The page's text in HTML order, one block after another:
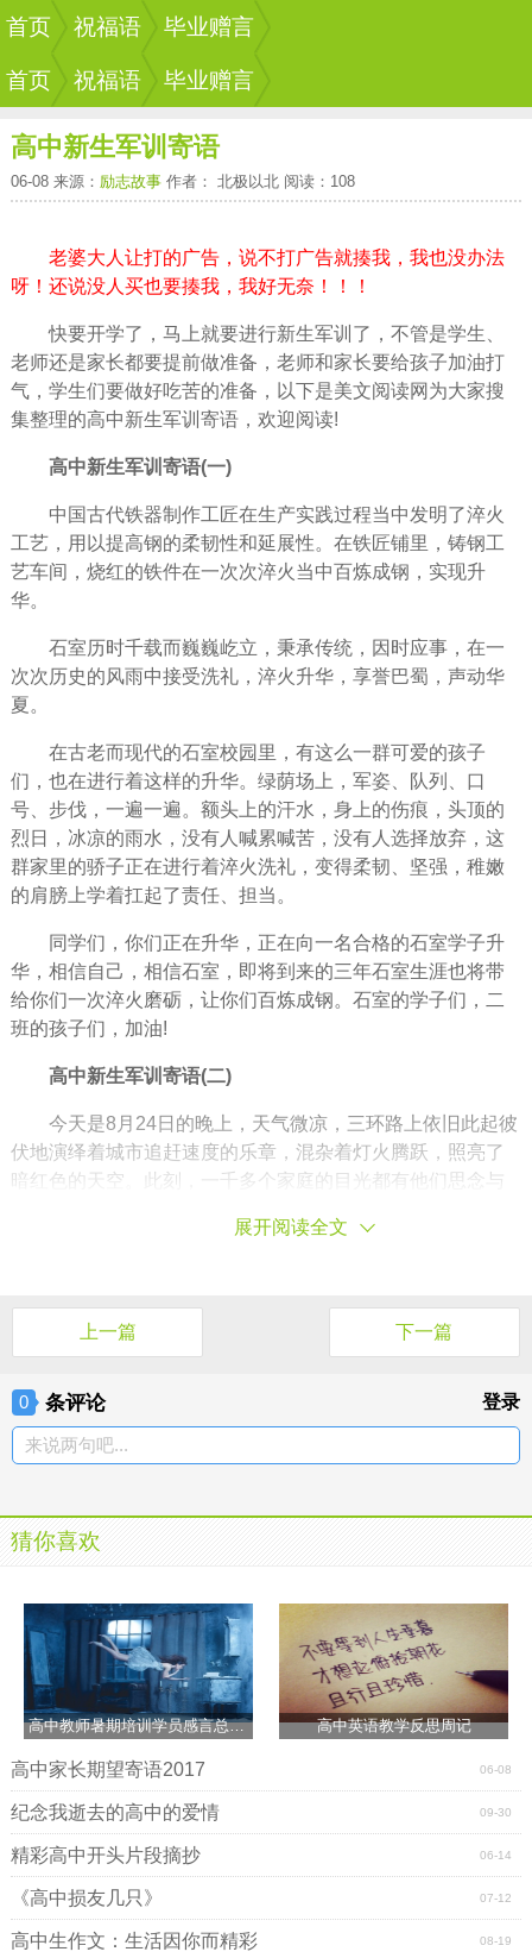
首页 祝福语 毕业赠言
首页 祝福语 毕业赠言
高中新生军训寄语
06-08 来源： 励志故事作者： 北极以北 阅读：108
老婆大人让打的广告，说不打广告就揍我，我也没办法
呀！还说没人买也要揍我，我好无奈！！！
快要开学了，马上就要进行新生军训了，不管是学生、
老师还是家长都要提前做准备，老师和家长要给孩子加油打
气，学生们要做好吃苦的准备，以下是美文阅读网为大家搜
集整理的高中新生军训寄语，欢迎阅读!
高中新生军训寄语(一)
中国古代铁器制作工匠在生产实践过程当中发明了淬火
工艺，用以提高钢的柔韧性和延展性。在铁匠铺里，铸钢工
艺车间，烧红的铁件在一次次淬火当中百炼成钢，实现升
华。
石室历时千载而巍巍屹立，秉承传统，因时应事，在一
次次历史的风雨中接受洗礼，淬火升华，享誉巴蜀，声动华
夏。
在古老而现代的石室校园里，有这么一群可爱的孩子
们，也在进行着这样的升华。绿荫场上，军姿、队列、口
号、步伐，一遍一遍。额头上的汗水，身上的伤痕，头顶的
烈日，冰凉的雨水，没有人喊累喊苦，没有人选择放弃，这
群家里的骄子正在进行着淬火洗礼，变得柔韧、坚强，稚嫩
的肩膀上学着扛起了责任、担当。
同学们，你们正在升华，正在向一名合格的石室学子升
华，相信自己，相信石室，即将到来的三年石室生涯也将带
给你们一次淬火磨砺，让你们百炼成钢。石室的学子们，二
班的孩子们，加油!
高中新生军训寄语(二)
今天是8月24日的晚上，天气微凉，三环路上依旧此起彼
伏地演绎着城市追赶速度的乐章，混杂着灯火腾跃，照亮了
暗红色的天空。此刻，一千多个家庭的目光都有他们思念与
大腿两侧，一动不动，开始了一个人的孤独坚持。
云在游走，使得月光忽隐忽现，只要稍稍抬头就会发现，不
特别明亮、不特别油黄、也不特别圆满的月亮，像不小心摔
下，一千多人同时笔挺地站着，即使无声也是一个隆重的宣
示。
乐，正在为自己的求学之路迈出最坚定最厚实的一步。风雨
者，山路险以远，前后拉得很长。同龄人共同站在一起，虽
然无声，但是做好自己，就是对一个团队的责任，就是对同
一代人的最好的相濡以沫。年长一点的教官默默站在在前
头，时而迟疑徘徊，时而漠然而果决。虽然隔着岁月，但何
尝不是同一条路上的一代人。
今天是8月24日的晚上，一千多名石室家长送孩子来校军
训的第三晚。城市仍然充满热情、灯火依旧腾跃耀眼、天空
仍然深沉肃穆、月光依旧黯淡惆怅。此刻，一直是家人掌中
宝的十几岁少年，正与他的同龄人一同笔直地站在操场上。
多么需要勇气与毅力的心中的山路，没有亲人、朋友的帮
助，只能向上攀登，一个人!
展开阅读全文
上一篇 下一篇
0 条评论 登录
来说两句吧...
猜你喜欢
高中教师暑期培训学员感言总结：研修活动洗礼出了新“我” 高中英语教学反思周记
06-08
高中家长期望寄语2017
09-30
纪念我逝去的高中的爱情
06-14
精彩高中开头片段摘抄
07-12
《高中损友几只》
08-19
高中生作文：生活因你而精彩